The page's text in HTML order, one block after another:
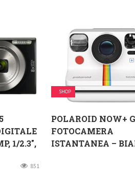
1/2.3″,
851
SHOP
POLAROID NOW+
FOTOCAMERA
ISTANTANEA –